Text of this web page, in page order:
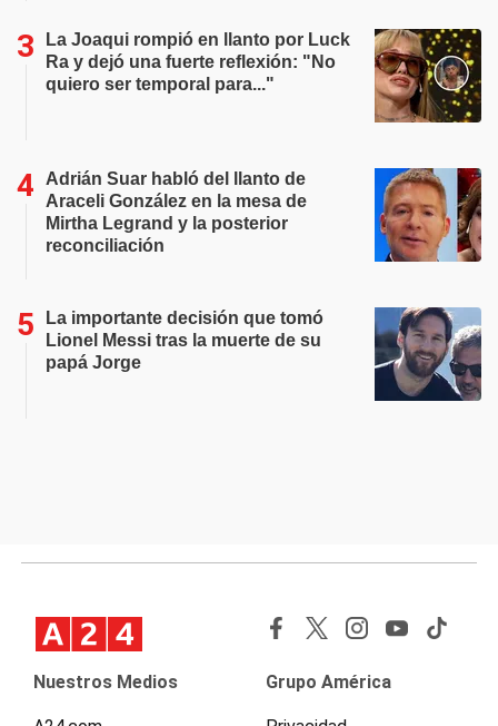
La Joaqui rompió en llanto por Luck
Ra y dejó una fuerte reflexión: "No
quiero ser temporal para..."
Adrián Suar habló del llanto de
Araceli González en la mesa de
Mirtha Legrand y la posterior
reconciliación
La importante decisión que tomó
Lionel Messi tras la muerte de su
papá Jorge
Nuestros Medios Grupo América